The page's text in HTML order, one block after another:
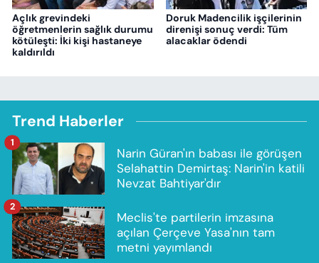
Açlık grevindeki
öğretmenlerin sağlık durumu
kötüleşti: İki kişi hastaneye
kaldırıldı
Doruk Madencilik işçilerinin
direnişi sonuç verdi: Tüm
alacaklar ödendi
Trend Haberler
Narin Güran'ın babası ile görüşen
Selahattin Demirtaş: Narin'in katili
Nevzat Bahtiyar'dır
1
Meclis'te partilerin imzasına
açılan Çerçeve Yasa'nın tam
metni yayımlandı
2